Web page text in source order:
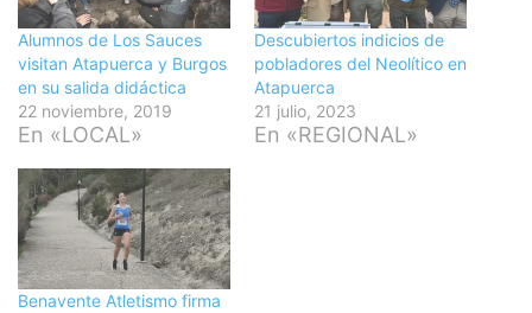
Alumnos de Los Sauces
visitan Atapuerca y Burgos
en su salida didáctica
22 noviembre, 2019
En «LOCAL»
Descubiertos indicios de
pobladores del Neolítico en
Atapuerca
21 julio, 2023
En «REGIONAL»
Benavente Atletismo firma